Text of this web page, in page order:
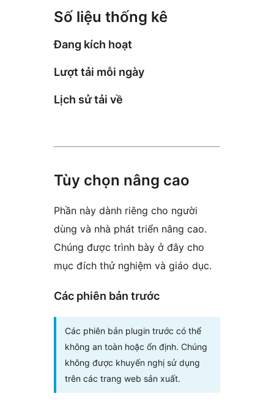
Số liệu thống kê
Đang kích hoạt
Lượt tải mỗi ngày
Lịch sử tải về
Tùy chọn nâng cao
Phần này dành riêng cho người
dùng và nhà phát triển nâng cao.
Chúng được trình bày ở đây cho
mục đích thử nghiệm và giáo dục.
Các phiên bản trước
Các phiên bản plugin trước có thể
không an toàn hoặc ổn định. Chúng
không được khuyến nghị sử dụng
trên các trang web sản xuất.